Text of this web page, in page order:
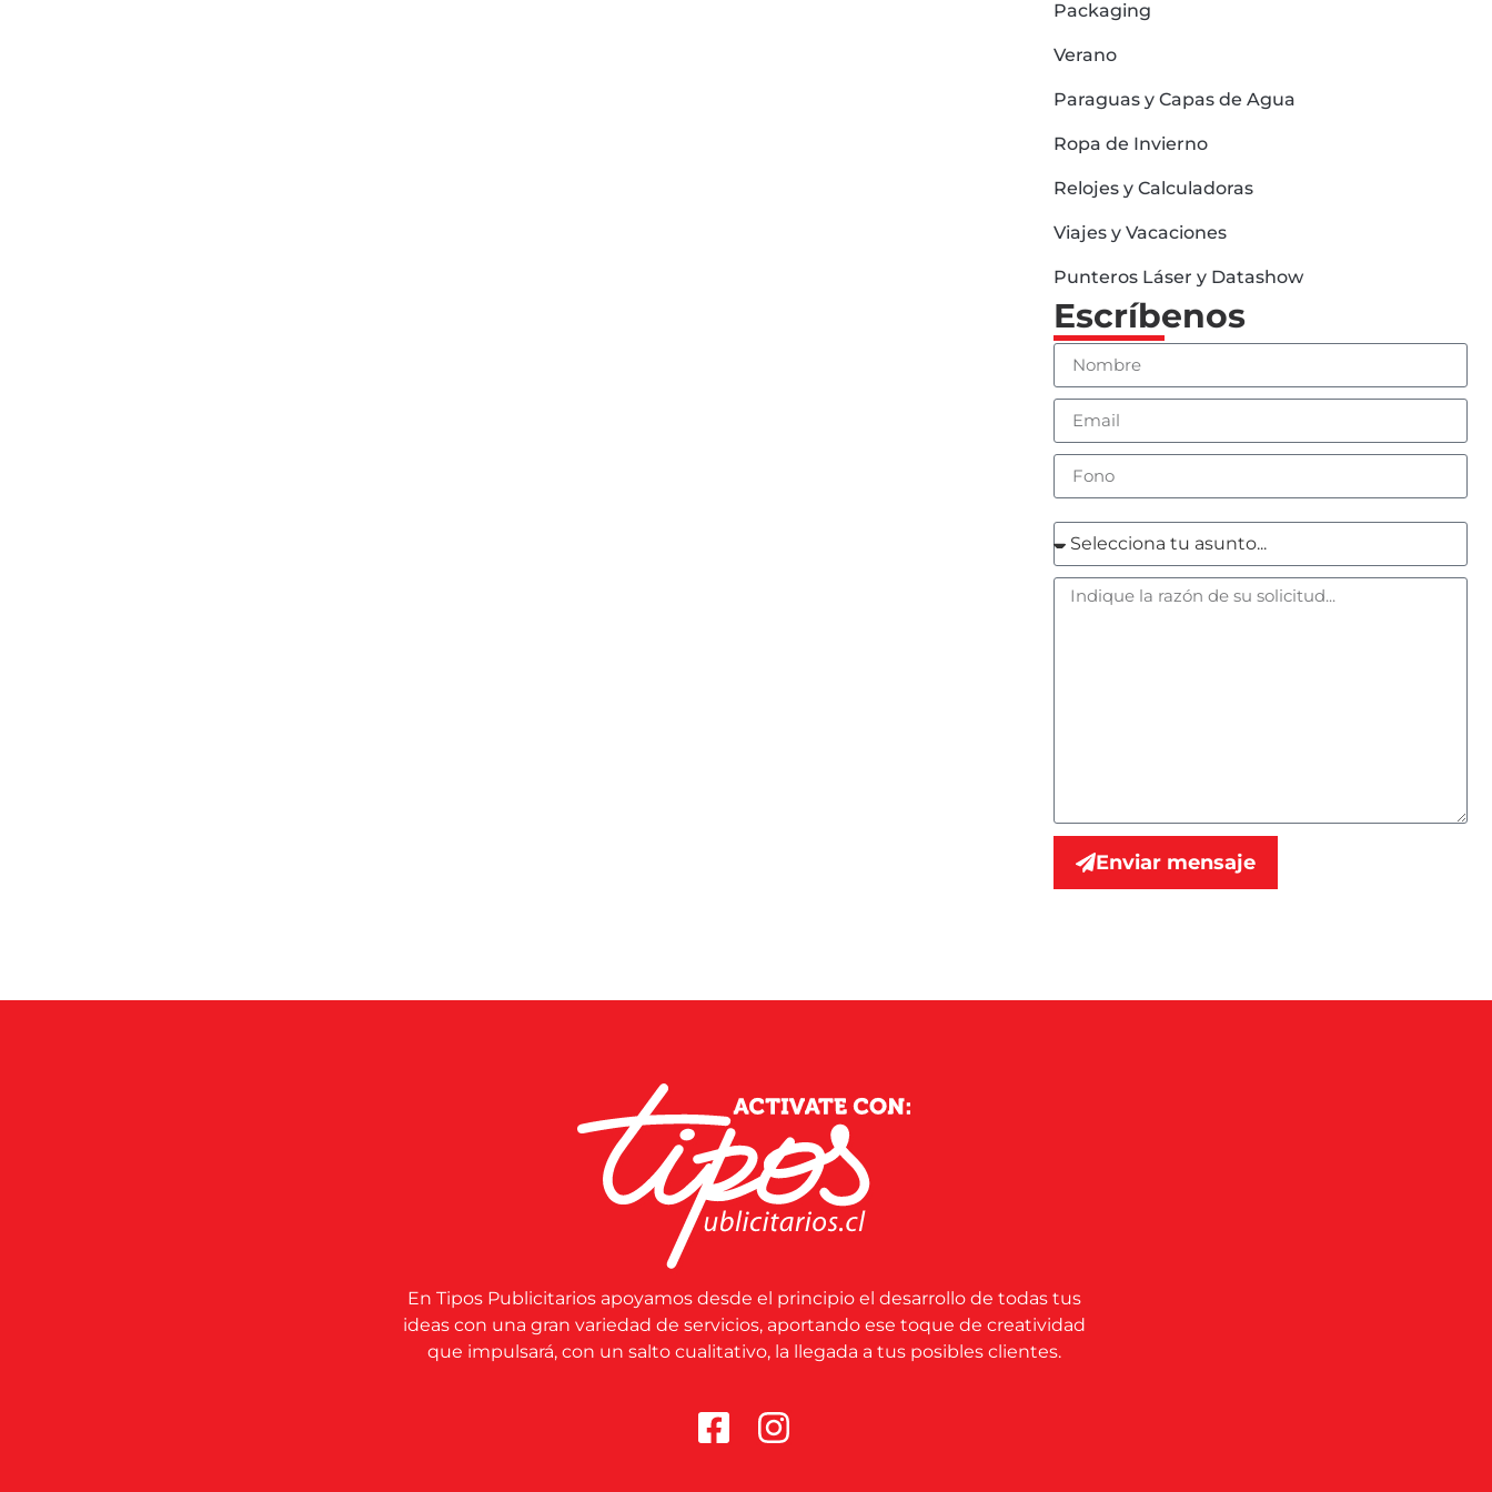
Packaging
Verano
Paraguas y Capas de Agua
Ropa de Invierno
Relojes y Calculadoras
Viajes y Vacaciones
Punteros Láser y Datashow
Escríbenos
Enviar mensaje
En Tipos Publicitarios apoyamos desde el principio el desarrollo de todas tus
ideas con una gran variedad de servicios, aportando ese toque de creatividad
que impulsará, con un salto cualitativo, la llegada a tus posibles clientes.